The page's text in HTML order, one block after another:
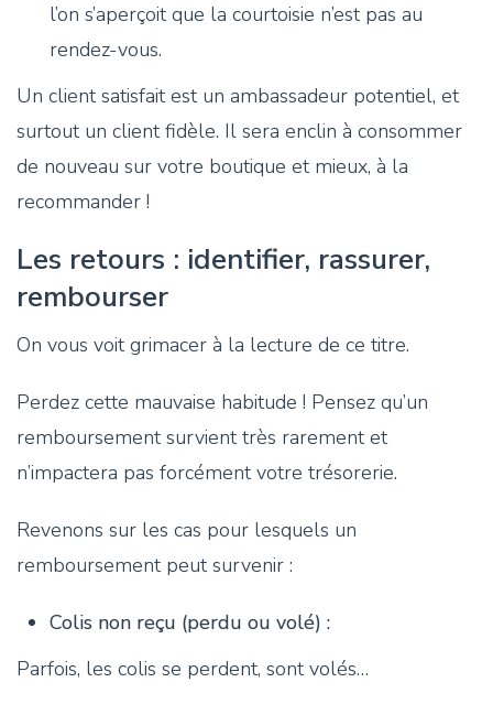
l’on s’aperçoit que la courtoisie n’est pas au
rendez-vous.
Un client satisfait est un ambassadeur potentiel, et
surtout un client fidèle. Il sera enclin à consommer
de nouveau sur votre boutique et mieux, à la
recommander !
Les retours : identifier, rassurer,
rembourser
On vous voit grimacer à la lecture de ce titre.
Perdez cette mauvaise habitude ! Pensez qu’un
remboursement survient très rarement et
n’impactera pas forcément votre trésorerie.
Revenons sur les cas pour lesquels un
remboursement peut survenir :
Colis non reçu (perdu ou volé) :
Parfois, les colis se perdent, sont volés…